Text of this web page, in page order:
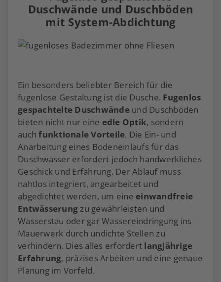
Duschwände und Duschböden
mit System-Abdichtung
Ein besonders beliebter Bereich für die
fugenlose Gestaltung ist die Dusche. Fugenlos
gespachtelte Duschwändeund Duschböden
bieten nicht nur eine edle Optik, sondern
auchfunktionale Vorteile. Die Ein- und
Anarbeitung eines Bodeneinlaufs für das
Duschwasser erfordert jedoch handwerkliches
Geschick und Erfahrung. Der Ablauf muss
nahtlos integriert, angearbeitet und
abgedichtet werden, um eine einwandfreie
Entwässerung zu gewährleisten und
Wasserstau oder gar Wassereindringung ins
Mauerwerk durch undichte Stellen zu
verhindern. Dies alles erfordert langjährige
Erfahrung, präzises Arbeiten und eine genaue
Planung im Vorfeld.